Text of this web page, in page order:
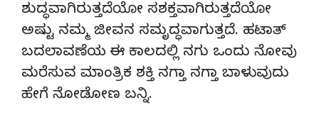
ಶುದ್ಧವಾಗಿರುತ್ತದೆಯೋ ಸಶಕ್ತವಾಗಿರುತ್ತದೆಯೋ
ಅಷ್ಟು ನಮ್ಮ ಜೀವನ ಸಮೃದ್ಧವಾಗುತ್ತದೆ. ಹಟಾತ್
ಬದಲಾವಣೆಯ ಈ ಕಾಲದಲ್ಲಿ ನಗು ಒಂದು ನೋವು
ಮರೆಸುವ ಮಾಂತ್ರಿಕ ಶಕ್ತಿ ನಗ್ತಾ ನಗ್ತಾ ಬಾಳುವುದು
ಹೇಗೆ ನೋಡೋಣ ಬನ್ನಿ.